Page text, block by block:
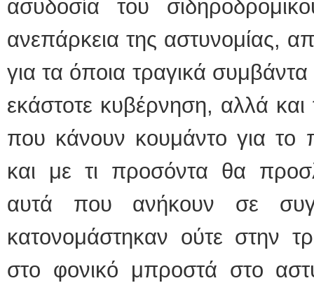
ασυδοσία του
ανεπάρκεια της αστυνομίας,
για τα όποια τραγικά
εκάστοτε κυβέρνηση, αλλά και
που κάνουν κουμάντο για το
και με τι προσόντα θα
αυτά που ανήκουν σε
κατονομάστηκαν ούτε στην
στο φονικό μπροστά στο